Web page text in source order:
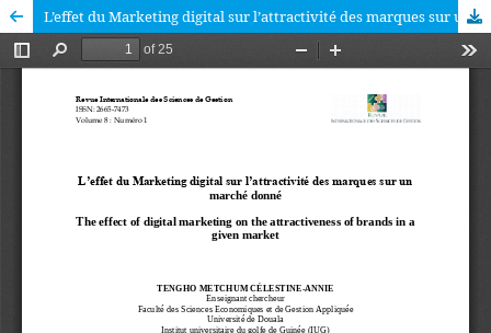
L’effet du Marketing digital sur l’attractivité des marques sur un marché donné